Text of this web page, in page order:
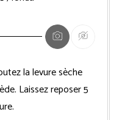
la levure sèche
Laissez reposer 5